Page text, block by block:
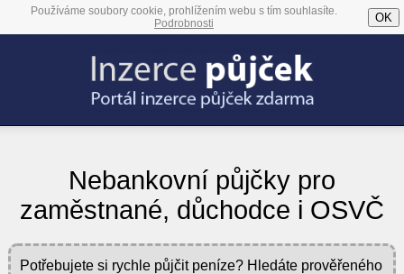
Používáme soubory cookie, prohlížením webu s tím souhlasíte.
Podrobnosti
OK
Nebankovní půjčky pro
zaměstnané, důchodce i OSVČ
Potřebujete si rychle půjčit peníze? Hledáte prověřeného